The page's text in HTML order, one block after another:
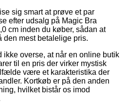
sig smart at prøve et par
efter udsalg på Magic Bra
cm inden du køber, sådan at
den mest betalelige pris.
ikke overse, at når en online butik
til en pris der virker mystisk
være et karakteristika der
Kortkøb er på den anden
hvilket bistår os imod